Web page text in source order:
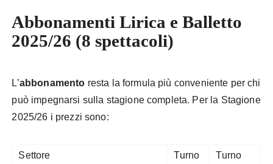
Abbonamenti Lirica e Balletto
2025/26 (8 spettacoli)
L’abbonamento resta la formula più conveniente per chi
può impegnarsi sulla stagione completa. Per la Stagione
2025/26 i prezzi sono:
Settore
Turno
Turno